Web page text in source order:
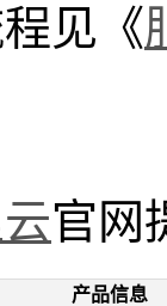
见《
官网
产品信息